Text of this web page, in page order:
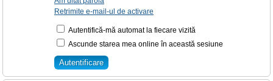
Retrimite e-mail-ul de activare
Autentifică-mă automat la fiecare vizită
Ascunde starea mea online în această sesiune